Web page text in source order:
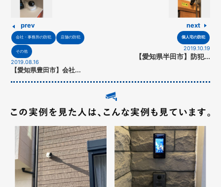
prev
会社・事務所の防犯 店舗の防犯
その他
2019.08.16
【愛知県豊田市】会社...
next
個人宅の防犯
2019.10.19
【愛知県半田市】防犯...